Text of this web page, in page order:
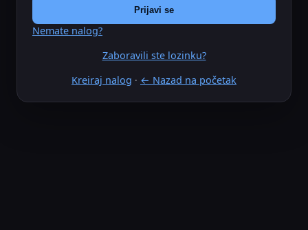
Prijavi se
Nemate nalog?
Zaboravili ste lozinku?
Kreiraj nalog · ← Nazad na početak